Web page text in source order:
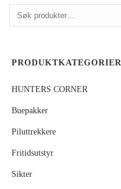
Søk
etter:
PRODUKTKATEGORIER
HUNTERS CORNER
Buepakker
Piluttrekkere
Fritidsutstyr
Sikter